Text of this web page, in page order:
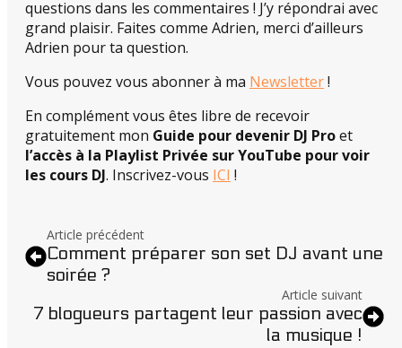
questions dans les commentaires ! J’y répondrai avec
grand plaisir. Faites comme Adrien, merci d’ailleurs
Adrien pour ta question.
Vous pouvez vous abonner à ma Newsletter!
En complément vous êtes libre de recevoir
gratuitement mon Guide pour devenir DJ Proet
l’accès à la Playlist Privée sur YouTube pour voir
les cours DJ. Inscrivez-vous ICI !
Article précédent
Comment préparer son set DJ avant une
soirée ?
Article suivant
7 blogueurs partagent leur passion avec
la musique !